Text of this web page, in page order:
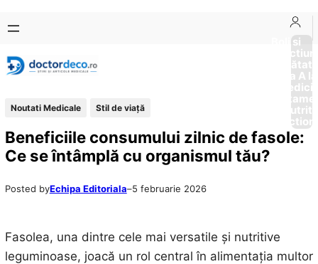
conținut
content
Boli si
Afectiuni
Sănătate
de la A
Noutati Medicale Stil de viaţă
Beneficiile consumului zilnic de fasole:
Ce se întâmplă cu organismul tău?
Posted byEchipa Editoriala–5 februarie 2026
Fasolea, una dintre cele mai versatile și nutritive
leguminoase, joacă un rol central în alimentația multor